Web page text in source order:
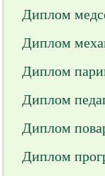
Диплом
Диплом
Диплом
Диплом
Диплом
Диплом